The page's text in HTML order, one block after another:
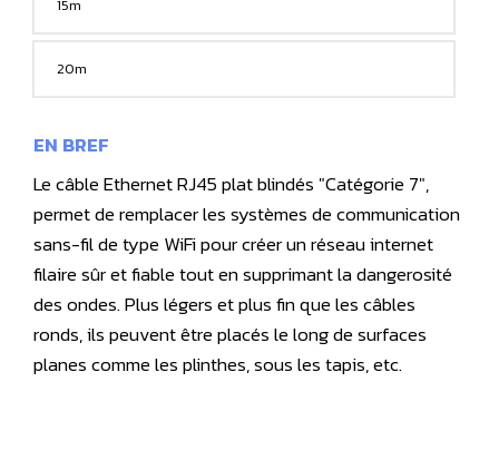
15m
20m
EN BREF
Le câble Ethernet RJ45 plat blindés "Catégorie 7",
permet de remplacer les systèmes de communication
sans-fil de type WiFi pour créer un réseau internet
filaire sûr et fiable tout en supprimant la dangerosité
des ondes. Plus légers et plus fin que les câbles
ronds, ils peuvent être placés le long de surfaces
planes comme les plinthes, sous les tapis, etc.